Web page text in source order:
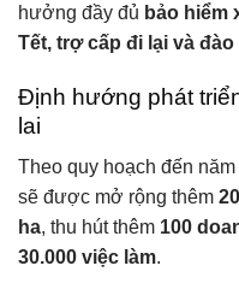
hưởng đầy đủ bảo hiểm
Tết, trợ cấp đi lại và
Định hướng phát
lai
Theo quy hoạch đến năm
sẽ được mở rộng thêm
ha, thu hút thêm 100
30.000 việc làm.